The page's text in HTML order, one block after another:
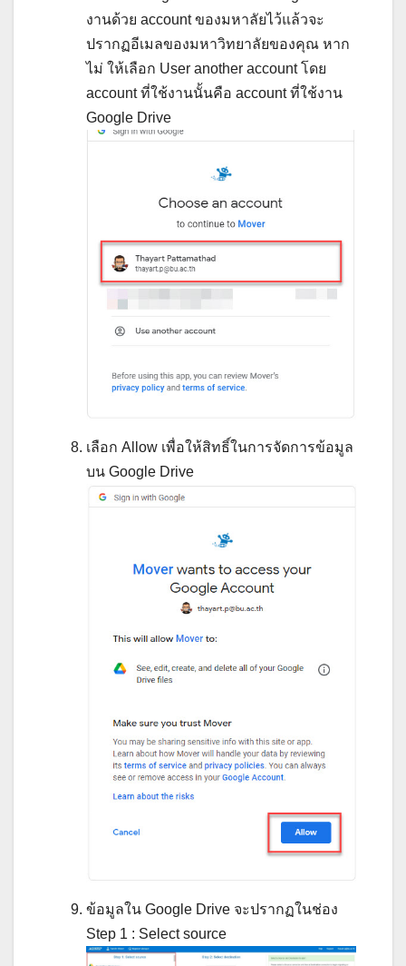
งานด้วย account ของมหาลัยไว้แล้วจะ
ปรากฏอีเมลของมหาวิทยาลัยของคุณ หาก
ไม่ ให้เลือก User another account โดย
account ที่ใช้งานนั้นคือ account ที่ใช้งาน
Google Drive
เลือก Allow เพื่อให้สิทธิ์ในการจัดการข้อมูล
บน Google Drive
ข้อมูลใน Google Drive จะปรากฏในช่อง
Step 1 : Select source